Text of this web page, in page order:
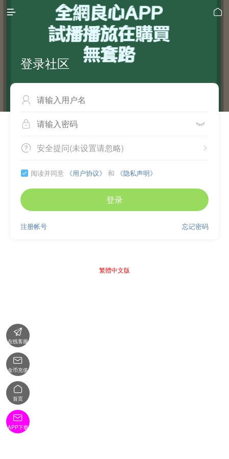
 
登录社区

 
 
安全提问(未设置请忽略)
 阅读并同意 《用户协议》 和 《隐私声明》
登录
忘记密码
注册帐号
繁體中文版

在线客服

金币充值

首页

APP下载